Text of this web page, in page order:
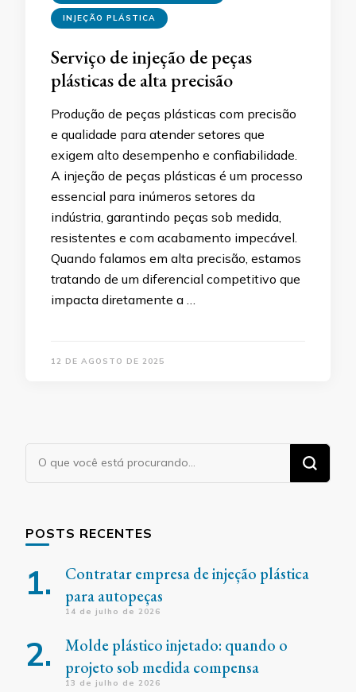
INJEÇÃO PLÁSTICA
Serviço de injeção de peças
plásticas de alta precisão
Produção de peças plásticas com precisão
e qualidade para atender setores que
exigem alto desempenho e confiabilidade.
A injeção de peças plásticas é um processo
essencial para inúmeros setores da
indústria, garantindo peças sob medida,
resistentes e com acabamento impecável.
Quando falamos em alta precisão, estamos
tratando de um diferencial competitivo que
impacta diretamente a …
12 DE AGOSTO DE 2025
Procurando
algo?
POSTS RECENTES
Contratar empresa de injeção plástica
para autopeças
14 de julho de 2026
Molde plástico injetado: quando o
projeto sob medida compensa
13 de julho de 2026